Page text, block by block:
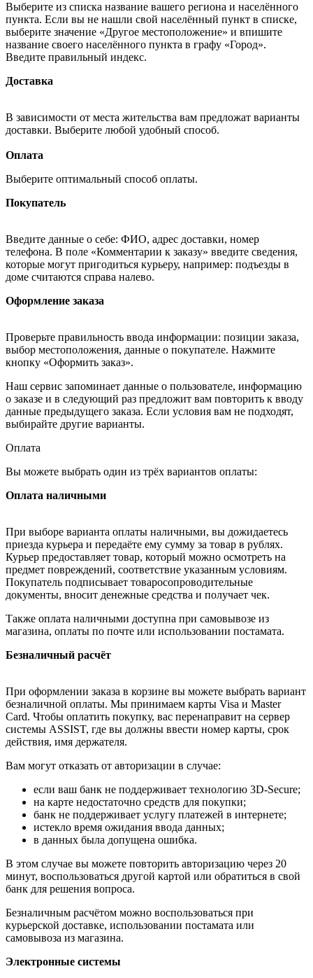
Выберите из списка название вашего региона и населённого
пункта. Если вы не нашли свой населённый пункт в списке,
выберите значение «Другое местоположение» и впишите
название своего населённого пункта в графу «Город».
Введите правильный индекс.
Доставка
В зависимости от места жительства вам предложат варианты
доставки. Выберите любой удобный способ.
Оплата
Выберите оптимальный способ оплаты.
Покупатель
Введите данные о себе: ФИО, адрес доставки, номер
телефона. В поле «Комментарии к заказу» введите сведения,
которые могут пригодиться курьеру, например: подъезды в
доме считаются справа налево.
Оформление заказа
Проверьте правильность ввода информации: позиции заказа,
выбор местоположения, данные о покупателе. Нажмите
кнопку «Оформить заказ».
Наш сервис запоминает данные о пользователе, информацию
о заказе и в следующий раз предложит вам повторить к вводу
данные предыдущего заказа. Если условия вам не подходят,
выбирайте другие варианты.
Оплата
Вы можете выбрать один из трёх вариантов оплаты:
Оплата наличными
При выборе варианта оплаты наличными, вы дожидаетесь
приезда курьера и передаёте ему сумму за товар в рублях.
Курьер предоставляет товар, который можно осмотреть на
предмет повреждений, соответствие указанным условиям.
Покупатель подписывает товаросопроводительные
документы, вносит денежные средства и получает чек.
Также оплата наличными доступна при самовывозе из
магазина, оплаты по почте или использовании постамата.
Безналичный расчёт
При оформлении заказа в корзине вы можете выбрать вариант
безналичной оплаты. Мы принимаем карты Visa и Master
Card. Чтобы оплатить покупку, вас перенаправит на сервер
системы ASSIST, где вы должны ввести номер карты, срок
действия, имя держателя.
Вам могут отказать от авторизации в случае:
если ваш банк не поддерживает технологию 3D-Secure;
на карте недостаточно средств для покупки;
банк не поддерживает услугу платежей в интернете;
истекло время ожидания ввода данных;
в данных была допущена ошибка.
В этом случае вы можете повторить авторизацию через 20
минут, воспользоваться другой картой или обратиться в свой
банк для решения вопроса.
Безналичным расчётом можно воспользоваться при
курьерской доставке, использовании постамата или
самовывоза из магазина.
Электронные системы